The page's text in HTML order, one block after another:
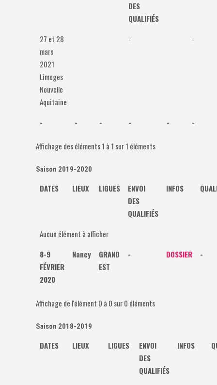
DES
QUALIFIÉS
27 et 28
mars
2021
Limoges
Nouvelle
Aquitaine
- -
- - - - - -
Affichage des éléments 1 à 1 sur 1 éléments
Saison 2019-2020
DATES LIEUX LIGUES
ENVOI
DES
QUALIFIÉS
INFOS
Aucun élément à afficher
8-9
FÉVRIER
2020
Nancy
GRAND
EST
- DOSSIER -
Affichage de l'élément 0 à 0 sur 0 éléments
Saison 2018-2019
DATES LIEUX LIGUES
ENVOI
DES
QUALIFIÉS
INFOS